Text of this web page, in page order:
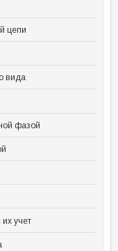
цепи
вида
фазой
учет